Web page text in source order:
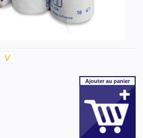
V
Ajouterau panier